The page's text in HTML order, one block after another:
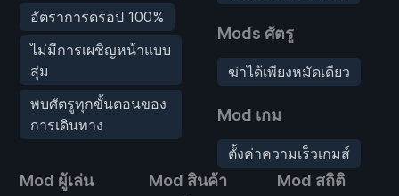
อัตราการดรอป 100%
ไม่มีการเผชิญหน้าแบบ
สุ่ม
พบศัตรูทุกขั้นตอนของ
การเดินทาง
Mods ศัตรู
ฆ่าได้เพียงหมัดเดียว
Mod เกม
ตั้งค่าความเร็วเกมส์
Mod ผู้เล่น
Mod สินค้า
Mod สถิติ